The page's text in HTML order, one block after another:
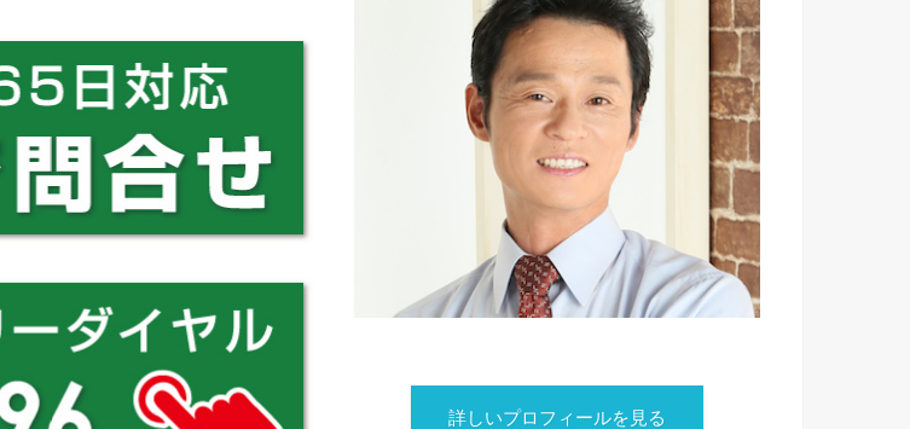
詳しいプロフィールを見る